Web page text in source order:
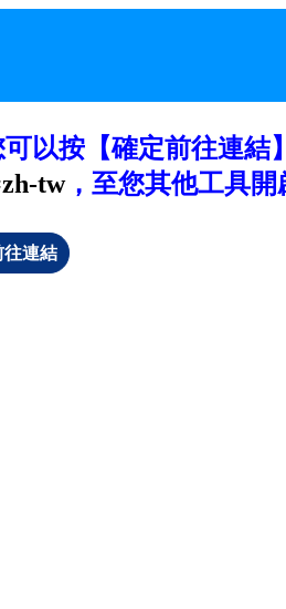
以按【確定前往連結
tw，至您其他工具開